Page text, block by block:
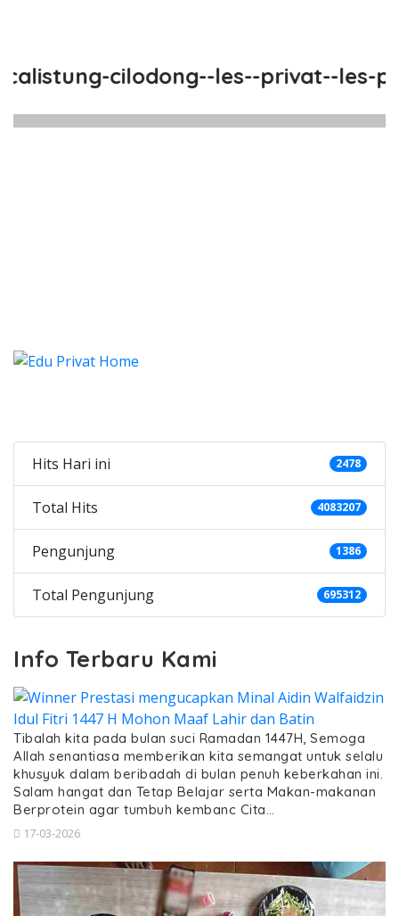
cilodong--les--privat--les-
Hits Hari ini 2478
Total Hits 4083207
Pengunjung 1386
Total Pengunjung 695312
Info Terbaru Kami
Tibalah kita pada bulan suci Ramadan 1447H, Semoga
Allah senantiasa memberikan kita semangat untuk selalu
khusyuk dalam beribadah di bulan penuh keberkahan ini.
Salam hangat dan Tetap Belajar serta Makan-makanan
Berprotein agar tumbuh kembanc Cita…
17-03-2026